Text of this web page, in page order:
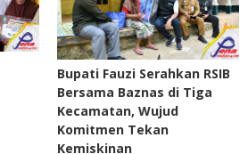
Bupati Fauzi Serahkan RSIB
Bersama Baznas di Tiga
Kecamatan, Wujud
Komitmen Tekan
Kemiskinan